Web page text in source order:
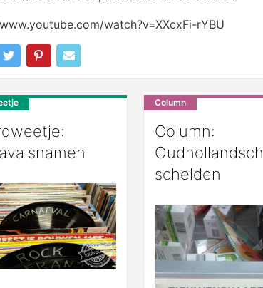
watch?v=XXcxFi-rYBU
Column
Column:
Oudhollandsch
schelden